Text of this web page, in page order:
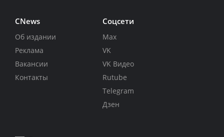
CNews
Об издании
Реклама
Вакансии
Контакты
Соцсети
Max
VK
VK Видео
Rutube
Telegram
Дзен